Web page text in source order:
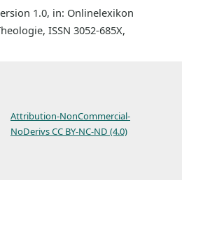
1.0, in: Onlinelexikon
ISSN 3052-685X,
Attribution-NonCommercial-
NoDerivs CC BY-NC-ND (4.0)